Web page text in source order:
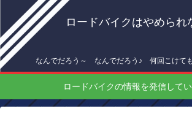
ロードバイクはやめられ
なんでだろう～ なんでだろう♪ 何回こけて
ロードバイクの情報を発信して